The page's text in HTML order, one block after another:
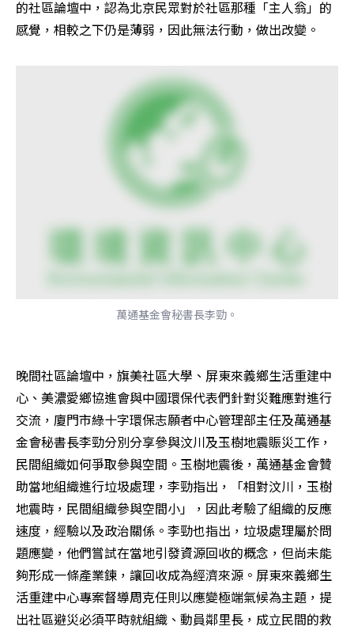
的社區論壇中，認為北京民眾對於社區那種「主人翁」的
感覺，相較之下仍是薄弱，因此無法行動，做出改變。
萬通基金會秘書長李勁。
晚間社區論壇中，旗美社區大學、屏東來義鄉生活重建中
心、美濃愛鄉協進會與中國環保代表們針對災難應對進行
交流，廈門市綠十字環保志願者中心管理部主任及萬通基
金會秘書長李勁分別分享參與汶川及玉樹地震賑災工作，
民間組織如何爭取參與空間。玉樹地震後，萬通基金會贊
助當地組織進行垃圾處理，李勁指出，「相對汶川，玉樹
地震時，民間組織參與空間小」，因此考驗了組織的反應
速度，經驗以及政治關係。李勁也指出，垃圾處理屬於問
題應變，他們嘗試在當地引發資源回收的概念，但尚未能
夠形成一條產業鍊，讓回收成為經濟來源。屏東來義鄉生
活重建中心專案督導周克任則以應變極端氣候為主題，提
出社區避災必須平時就組織、動員鄰里長，成立民間的救